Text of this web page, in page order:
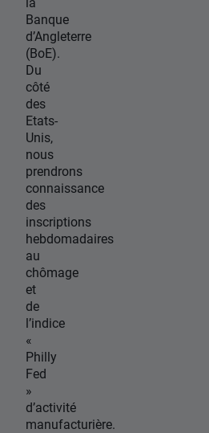
Banque
d’Angleterre
(BoE).
Du
côté
des
Etats-
Unis,
nous
prendrons
connaissance
des
inscriptions
hebdomadaires
au
chômage
et
de
l’indice
«
Philly
Fed
»
d’activité
manufacturière.